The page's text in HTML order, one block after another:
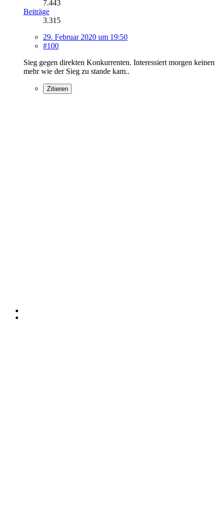
7.443
Beiträge
3.315
29. Februar 2020 um 19:50
#100
Sieg gegen direkten Konkurrenten. Interessiert morgen keinen
mehr wie der Sieg zu stande kam..
Zitieren